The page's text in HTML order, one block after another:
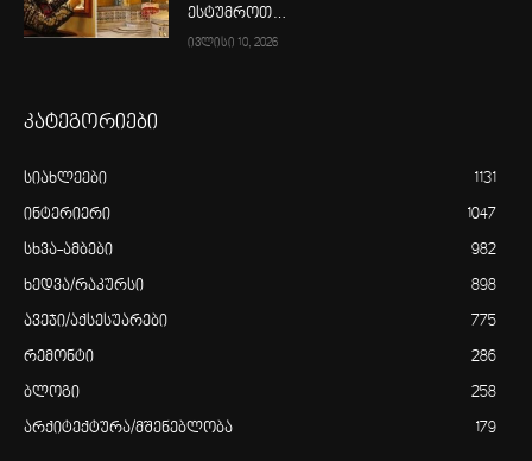
ესტუმროთ…
ივლისი 10, 2026
კატეგორიები
სიახლეები 1131
ინტერიერი 1047
სხვა-ამბები 982
ხედვა/რაკურსი 898
ავეჯი/აქსესუარები 775
რემონტი 286
ბლოგი 258
არქიტექტურა/მშენებლობა 179